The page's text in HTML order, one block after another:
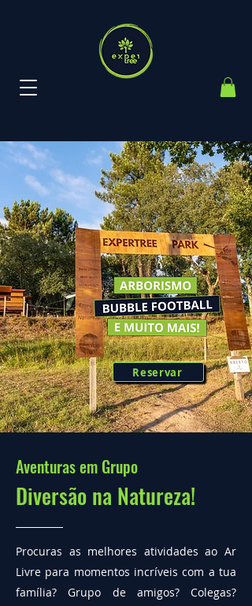
Reservar
Aventuras em Grupo
Diversão na Natureza!
Procuras as melhores atividades ao Ar
Livre para momentos incríveis com a tua
família? Grupo de amigos? Colegas?